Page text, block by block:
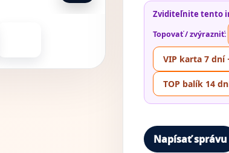
Zviditeľnite tento
Topovať / zvýrazniť:
VIP karta 7 dní
TOP balík 14
Napísať správu